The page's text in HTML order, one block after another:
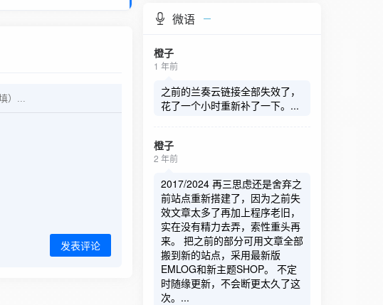
发表评论
微语
橙子
1 年前
之前的兰奏云链接全部失效了，
花了一个小时重新补了一下。...
橙子
2 年前
2017/2024 再三思虑还是舍弃之
前站点重新搭建了，因为之前失
效文章太多了再加上程序老旧，
实在没有精力去弄，索性重头再
来。 把之前的部分可用文章全部
搬到新的站点，采用最新版
EMLOG和新主题SHOP。 不定
时随缘更新，不会断更太久了这
次。...